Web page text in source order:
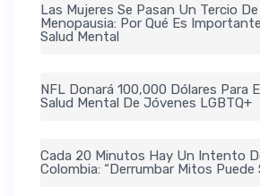
Las Mujeres Se Pasan Un Tercio
Menopausia: Por Qué Es
Salud Mental
NFL Donará 100,000 Dólares Para
Salud Mental De Jóvenes LGBTQ+
Cada 20 Minutos Hay Un Intento
Colombia: “Derrumbar Mitos Puede